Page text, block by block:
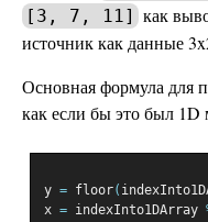
[3, 7, 11] как
источник как данные
Основная формула для
как если бы это был 1D
y = floor(
x = indexInto1DArray